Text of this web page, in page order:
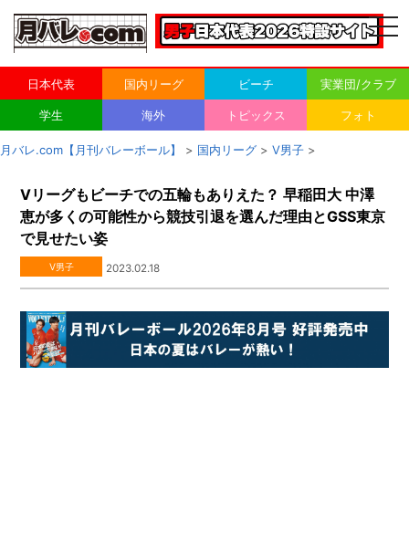
日本代表 国内リーグ ビーチ 実業団/クラブ
学生 海外 トピックス フォト
月バレ.com【月刊バレーボール】 > 国内リーグ > V男子 >
Vリーグもビーチでの五輪もありえた？ 早稲田大 中澤
恵が多くの可能性から競技引退を選んだ理由とGSS東京
で見せたい姿
V男子 2023.02.18